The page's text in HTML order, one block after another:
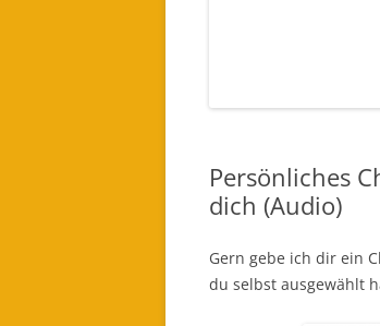
Persönliches
dich (Audio)
Gern gebe ich dir ein
du selbst ausgewählt